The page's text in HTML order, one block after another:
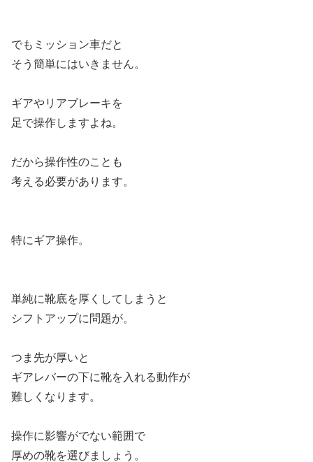
でもミッション車だと
そう簡単にはいきません。
ギアやリアブレーキを
足で操作しますよね。
だから操作性のことも
考える必要があります。
特にギア操作。
単純に靴底を厚くしてしまうと
シフトアップに問題が。
つま先が厚いと
ギアレバーの下に靴を入れる動作が
難しくなります。
操作に影響がでない範囲で
厚めの靴を選びましょう。